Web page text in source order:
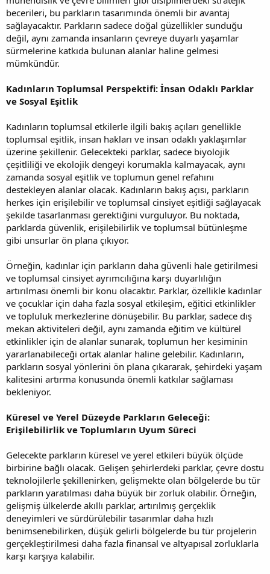
becerileri, bu parkların tasarımında önemli bir avantaj
sağlayacaktır. Parkların sadece doğal güzellikler sunduğu
değil, aynı zamanda insanların çevreye duyarlı yaşamlar
sürmelerine katkıda bulunan alanlar haline gelmesi
mümkündür.
Kadınların Toplumsal Perspektifi: İnsan Odaklı Parklar
ve Sosyal Eşitlik
Kadınların toplumsal etkilerle ilgili bakış açıları genellikle
toplumsal eşitlik, insan hakları ve insan odaklı yaklaşımlar
üzerine şekillenir. Gelecekteki parklar, sadece biyolojik
çeşitliliği ve ekolojik dengeyi korumakla kalmayacak, aynı
zamanda sosyal eşitlik ve toplumun genel refahını
destekleyen alanlar olacak. Kadınların bakış açısı, parkların
herkes için erişilebilir ve toplumsal cinsiyet eşitliği sağlayacak
şekilde tasarlanması gerektiğini vurguluyor. Bu noktada,
parklarda güvenlik, erişilebilirlik ve toplumsal bütünleşme
gibi unsurlar ön plana çıkıyor.
Örneğin, kadınlar için parkların daha güvenli hale getirilmesi
ve toplumsal cinsiyet ayrımcılığına karşı duyarlılığın
artırılması önemli bir konu olacaktır. Parklar, özellikle kadınlar
ve çocuklar için daha fazla sosyal etkileşim, eğitici etkinlikler
ve topluluk merkezlerine dönüşebilir. Bu parklar, sadece dış
mekan aktiviteleri değil, aynı zamanda eğitim ve kültürel
etkinlikler için de alanlar sunarak, toplumun her kesiminin
yararlanabileceği ortak alanlar haline gelebilir. Kadınların,
parkların sosyal yönlerini ön plana çıkararak, şehirdeki yaşam
kalitesini artırma konusunda önemli katkılar sağlaması
bekleniyor.
Küresel ve Yerel Düzeyde Parkların Geleceği:
Erişilebilirlik ve Toplumların Uyum Süreci
Gelecekte parkların küresel ve yerel etkileri büyük ölçüde
birbirine bağlı olacak. Gelişen şehirlerdeki parklar, çevre dostu
teknolojilerle şekillenirken, gelişmekte olan bölgelerde bu tür
parkların yaratılması daha büyük bir zorluk olabilir. Örneğin,
gelişmiş ülkelerde akıllı parklar, artırılmış gerçeklik
deneyimleri ve sürdürülebilir tasarımlar daha hızlı
benimsenebilirken, düşük gelirli bölgelerde bu tür projelerin
gerçekleştirilmesi daha fazla finansal ve altyapısal zorluklarla
karşı karşıya kalabilir.